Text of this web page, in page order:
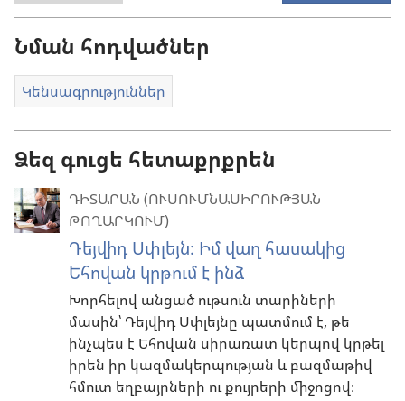
Նման հոդվածներ
Կենսագրություններ
Ձեզ գուցե հետաքրքրեն
ԴԻՏԱՐԱՆ (ՈՒՍՈՒՄՆԱՍԻՐՈՒԹՅԱՆ
ԹՈՂԱՐԿՈՒՄ)
Դեյվիդ Սփլեյն։ Իմ վաղ հասակից
Եհովան կրթում է ինձ
Խորհելով անցած ութսուն տարիների
մասին՝ Դեյվիդ Սփլեյնը պատմում է, թե
ինչպես է Եհովան սիրառատ կերպով կրթել
իրեն իր կազմակերպության և բազմաթիվ
հմուտ եղբայրների ու քույրերի միջոցով։